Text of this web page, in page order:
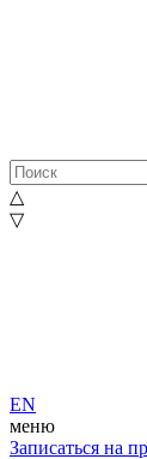
△
▽
EN
меню
Записаться на